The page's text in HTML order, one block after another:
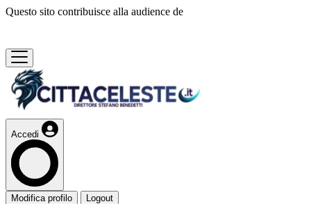
Questo sito contribuisce alla audience de
Accedi
Modifica profilo Logout